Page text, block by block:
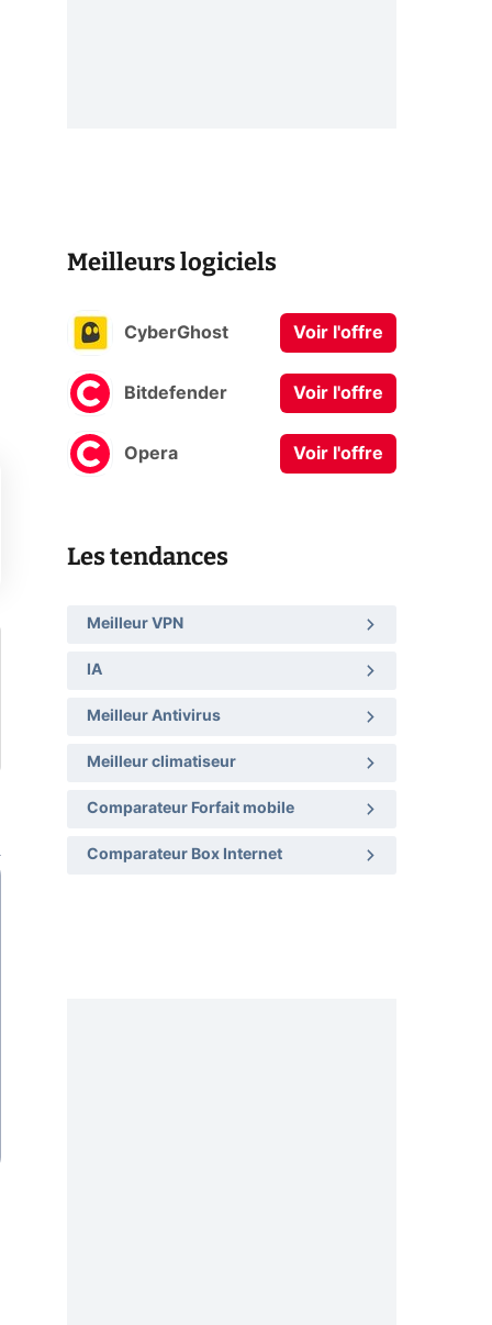
Meilleurs logiciels
CyberGhost Voir l'offre
Bitdefender Voir l'offre
Opera Voir l'offre
Les tendances
Meilleur VPN
IA
Meilleur Antivirus
Meilleur climatiseur
Comparateur Forfait mobile
Comparateur Box Internet